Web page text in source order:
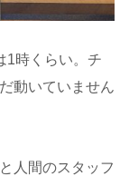
1時くらい。チ
動いていません
人間のスタッフ